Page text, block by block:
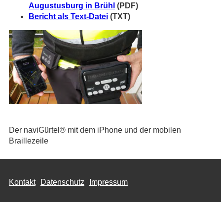
Augustusburg in Brühl (PDF)
Bericht als Text-Datei(TXT)
Der naviGürtel® mit dem iPhone und der mobilen
Braillezeile
Kontakt Datenschutz Impressum